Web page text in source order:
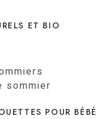
ET BIO
sommier
POUR BÉBÉ